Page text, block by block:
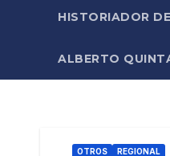
HISTORIADOR
ALBERTO
OTROS REGIONAL